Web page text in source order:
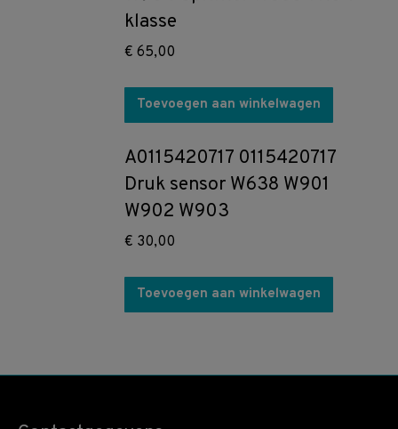
klasse
€ 65,00
Toevoegen aan winkelwagen
A0115420717 0115420717
Druk sensor W638 W901
W902 W903
€ 30,00
Toevoegen aan winkelwagen